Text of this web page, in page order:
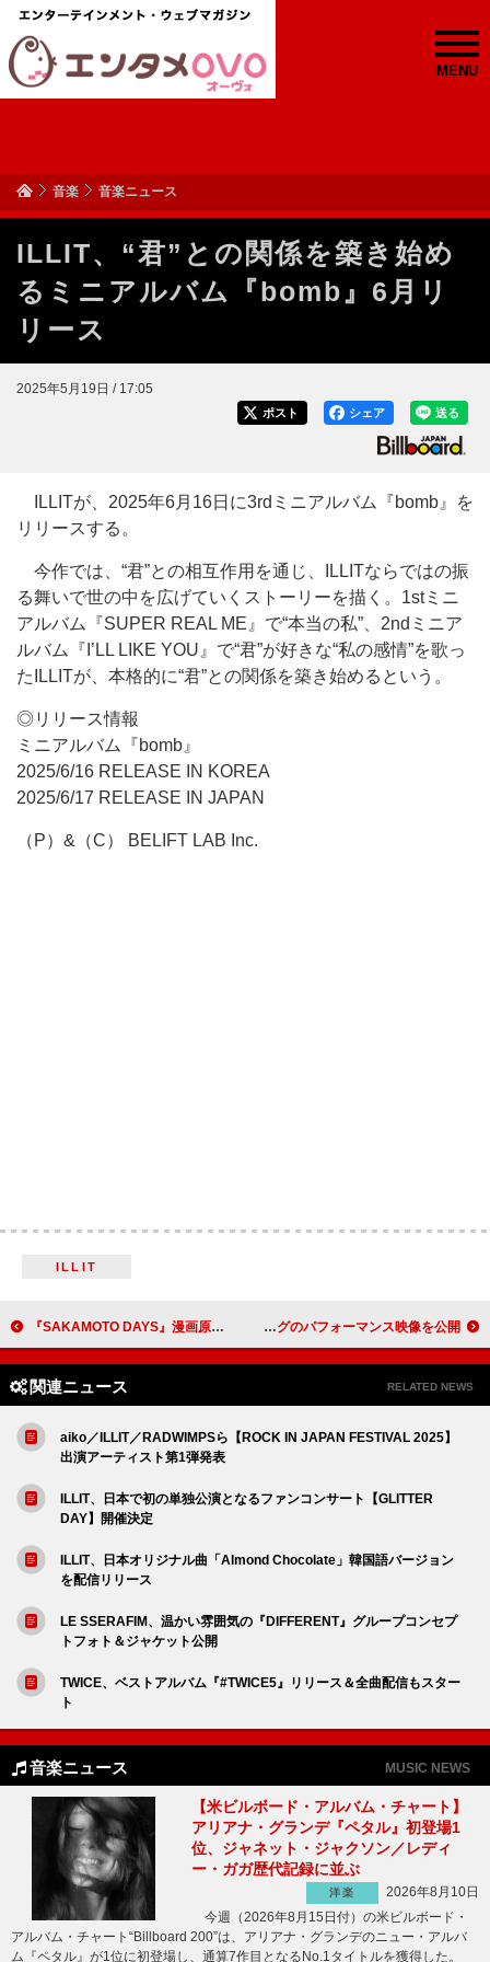
MENU
音楽 音楽ニュース
ILLIT、“君”との関係を築き始め
るミニアルバム『bomb』6月リ
リース
2025年5月19日 / 17:05
送る
シェア
ポスト
ILLITが、2025年6月16日に3rdミニアルバム『bomb』を
リリースする。
今作では、“君”との相互作用を通じ、ILLITならではの振
る舞いで世の中を広げていくストーリーを描く。1stミニ
アルバム『SUPER REAL ME』で“本当の私”、2ndミニア
ルバム『I’LL LIKE YOU』で“君”が好きな“私の感情”を歌っ
たILLITが、本格的に“君”との関係を築き始めるという。
◎リリース情報
ミニアルバム『bomb』
2025/6/16 RELEASE IN KOREA
2025/6/17 RELEASE IN JAPAN
（P）&（C） BELIFT LAB Inc.
ILLIT
『SAKAMOTO DAYS』漫画原画×Vaundy「走れSAKAMOTO」コラボMV公開へ King & Prince、ミッキーマウス新テーマソングのパフォーマンス映像を公開
関連ニュース RELATED NEWS
aiko／ILLIT／RADWIMPSら【ROCK IN JAPAN FESTIVAL 2025】
出演アーティスト第1弾発表
ILLIT、日本で初の単独公演となるファンコンサート【GLITTER
DAY】開催決定
ILLIT、日本オリジナル曲「Almond Chocolate」韓国語バージョン
を配信リリース
LE SSERAFIM、温かい雰囲気の『DIFFERENT』グループコンセプ
トフォト＆ジャケット公開
TWICE、ベストアルバム『#TWICE5』リリース＆全曲配信もスター
ト
音楽ニュース MUSIC NEWS
【米ビルボード・アルバム・チャート】
アリアナ・グランデ『ペタル』初登場1
位、ジャネット・ジャクソン／レディ
ー・ガガ歴代記録に並ぶ
洋楽
2026年8月10日
今週（2026年8月15日付）の米ビルボード・
アルバム・チャート“Billboard 200”は、アリアナ・グランデのニュー・アルバ
ム『ペタル』が1位に初登場し、通算7作目となるNo.1タイトルを獲得した。